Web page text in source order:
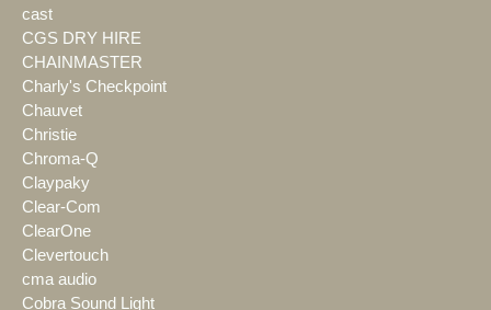
cast
CGS DRY HIRE
CHAINMASTER
Charly's Checkpoint
Chauvet
Christie
Chroma-Q
Claypaky
Clear-Com
ClearOne
Clevertouch
cma audio
Cobra Sound Light